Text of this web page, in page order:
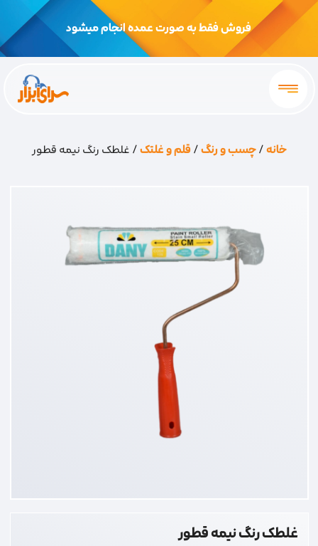
فروش فقط به صورت عمده انجام میشود
خانه/چسب و رنگ/قلم و غلتک/ غلطک رنگ نیمه قطور
غلطک رنگ نیمه قطور